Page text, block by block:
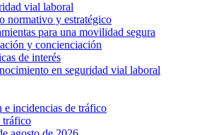
vial laboral
normativo y estratégico
para una movilidad segura
y concienciación
de interés
en seguridad vial laboral
e incidencias de tráfico
tráfico